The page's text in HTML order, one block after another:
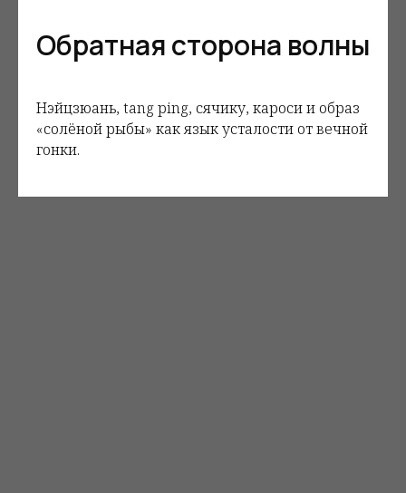
Обратная сторона волны
Нэйцзюань, tang ping, сячику, кароси и образ
«солёной рыбы» как язык усталости от вечной
гонки.